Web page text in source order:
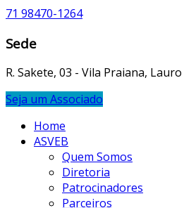
71 98470-1264
Sede
R. Sakete, 03 - Vila Praiana,
Seja um Associado
Home
ASVEB
Quem Somos
Diretoria
Patrocinadores
Parceiros